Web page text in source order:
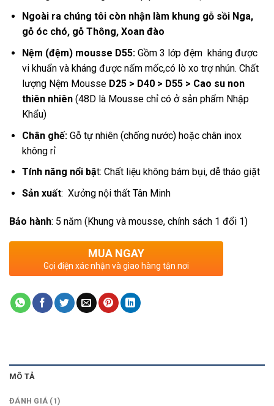
Ngoài ra chúng tôi còn nhận làm khung gỗ sồi Nga,
gỗ óc chó, gỗ Thông, Xoan đào
Nệm (đệm) mousse D55:Gồm 3 lớp đệm kháng được
vi khuẩn và kháng được nấm mốc,có lò xo trợ nhún. Chất
lượng Nệm Mousse D25 > D40 > D55 > Cao su non
thiên nhiên(48D là Mousse chỉ có ở sản phẩm Nhập
Khẩu)
Chân ghế:Gỗ tự nhiên (chống nước) hoặc chân inox
không rỉ
Tính năng nổi bật: Chất liệu không bám bụi, dễ tháo giặt
Sản xuất: Xưởng nội thất Tân Minh
Bảo hành: 5 năm (Khung và mousse, chính sách 1 đổi 1)
MUA NGAY
Gọi điện xác nhận và giao hàng tận nơi
MÔ TẢ
ĐÁNH GIÁ (1)